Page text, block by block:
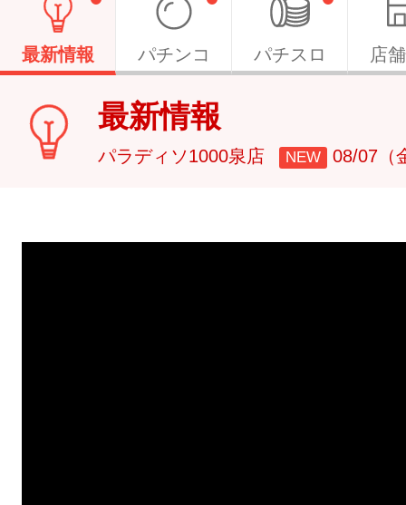
最新情報 パチンコ パチスロ 店
最新情報
パラディソ1000泉店 NEW 08/07（